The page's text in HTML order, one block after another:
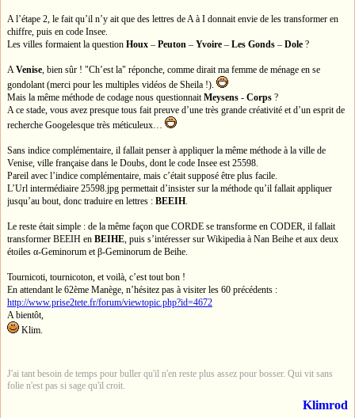
A l’étape 2, le fait qu’il n’y ait que des lettres de A à I donnait envie de les transformer en
chiffre, puis en code Insee.
Les villes formaient la question Houx – Peuton – Yvoire – Les Gonds – Dole ?
AVenise, bien sûr ! "Ch’est la" réponche, comme dirait ma femme de ménage en se
gondolant (merci pour les multiples vidéos de Sheila !).
Mais la même méthode de codage nous questionnaitMeysens - Corps ?
A ce stade, vous avez presque tous fait preuve d’une très grande créativité et d’un esprit de
recherche Googelesque très méticuleux…
Sans indice complémentaire, il fallait penser à appliquer la même méthode à la ville de
Venise, ville française dans le Doubs, dont le code Insee est 25598.
Pareil avec l’indice complémentaire, mais c’était supposé être plus facile.
L’Url intermédiaire 25598.jpg permettait d’insister sur la méthode qu’il fallait appliquer
jusqu’au bout, donc traduire en lettres : BEEIH.
Le reste était simple : de la même façon que CORDE se transforme en CODER, il fallait
transformer BEEIH en BEIHE, puis s’intéresser sur Wikipedia à Nan Beihe et aux deux
étoiles α-Geminorum et β-Geminorum de Beihe.
Tournicoti, tournicoton, et voilà, c’est tout bon !
En attendant le 62ème Manège, n’hésitez pas à visiter les 60 précédents :
http://www.prise2tete.fr/forum/viewtopic.php?id=4672
A bientôt,
Klim.
J'ai tant besoin de temps pour buller qu'il n'en reste plus assez pour bosser. Qui vit sans
folie n'est pas si sage qu'il croit.
Klimrod